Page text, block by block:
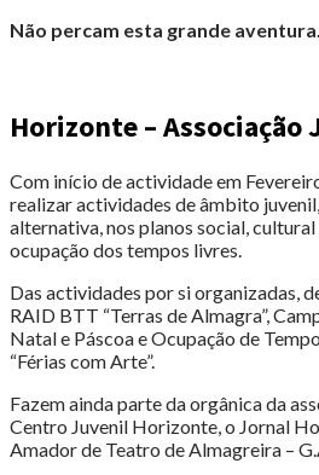
Não percam esta grande
Horizonte – Associação
Com início de actividade em
realizar actividades de âmbito
alternativa, nos planos social,
ocupação dos tempos livres.
Das actividades por si organizadas,
RAID BTT “Terras de Almagra”,
Natal e Páscoa e Ocupação de
“Férias com Arte”.
Fazem ainda parte da orgânica da
Centro Juvenil Horizonte, o Jornal
Amador de Teatro de Almagreira –